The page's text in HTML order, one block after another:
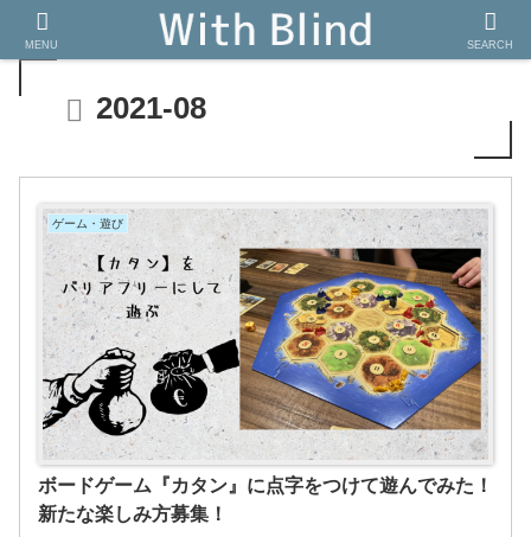
2021-08
ゲーム・遊び
ボードゲーム『カタン』に点字をつけて遊んでみた！
新たな楽しみ方募集！
MENU SEARCH